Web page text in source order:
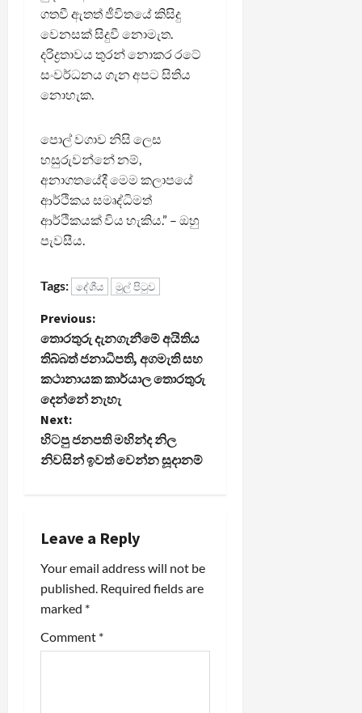
ගතවී ඇතත් ජීවිතයේ කිසිදු
වෙනසක් සිදුවී නොමැත.
දරිද්‍රතාවය තුරන් නොකර රටේ
සංවර්ධනය ගැන අපට සිතිය
නොහැක.
පොල් වගාව නිසි ලෙස
හසුරුවන්නේ නම්,
අනාගතයේදී මෙම කලාපයේ
ආර්ථිකය සමෘද්ධිමත්
ආර්ථිකයක් විය හැකිය.” – ඔහු
පැවසීය.
Tags: දේශීය මුල් පිටුව
P
o
s
t
n
v
i
g
a
Previous:
තොරතුරු දැනගැනීමේ අයිතිය
තිබ්බත් ජනාධිපති, අගමැති සහ
කථානායක කාර්යාල තොරතුරු
දෙන්නේ නැහැ
Next:
හිටපු ජනපති මහින්ද නිල
නිවසින් ඉවත් වෙන්න සූදානම්
Leave a Reply
Your email address will not be
published. Required fields are
marked *
Comment *